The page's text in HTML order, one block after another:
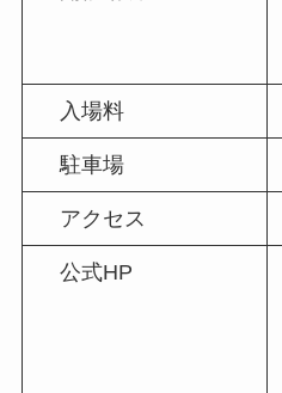
入場料
駐車場
アクセス
公式HP